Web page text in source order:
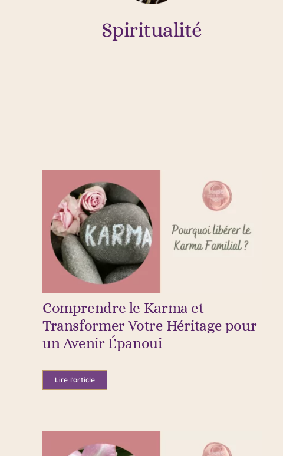
Spiritualité
Comprendre le Karma et
Transformer Votre Héritage pour
un Avenir Épanoui
Lire l'article